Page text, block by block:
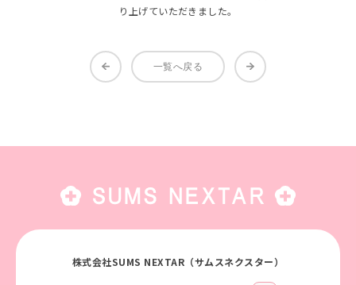
り上げていただきました。
一覧へ戻る
株式会社SUMS NEXTAR（サムスネクスター）